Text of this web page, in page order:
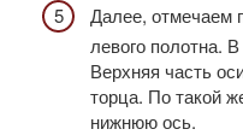
Далее, отмечаем
левого полотна.
Верхняя часть
торца. По такой
нижнюю ось.